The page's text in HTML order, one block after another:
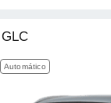
Automático